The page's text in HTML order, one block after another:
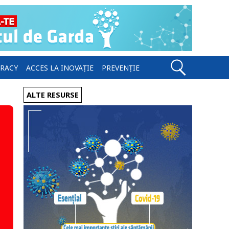
ACCES LA INOVAȚIE PREVENȚIE
ALTE RESURSE